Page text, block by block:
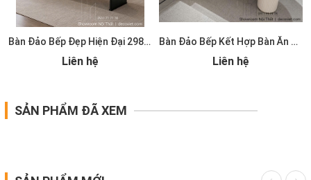
Bàn Đảo Bếp Đẹp Hiện Đại 2986S
Liên hệ
Bàn Đảo Bếp Kết Hợp Bàn Ăn 2985S
Liên hệ
SẢN PHẨM ĐÃ XEM